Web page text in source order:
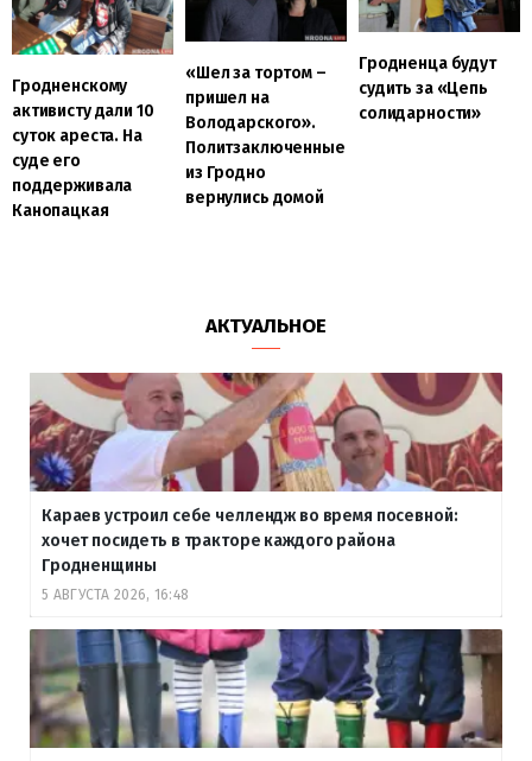
Гродненскому
активисту дали 10
суток ареста. На
суде его
поддерживала
Канопацкая
«Шел за тортом –
пришел на
Володарского».
Политзаключенные
из Гродно
вернулись домой
Гродненца будут
судить за «Цепь
солидарности»
АКТУАЛЬНОЕ
Караев устроил себе челлендж во время посевной:
хочет посидеть в тракторе каждого района
Гродненщины
5 АВГУСТА 2026, 16:48